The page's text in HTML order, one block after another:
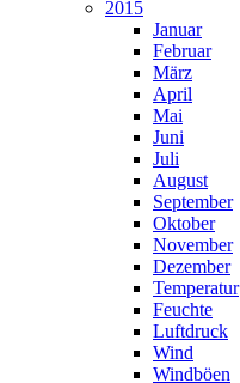
2015
Januar
Februar
März
April
Mai
Juni
Juli
August
September
Oktober
November
Dezember
Temperatur
Feuchte
Luftdruck
Wind
Windböen